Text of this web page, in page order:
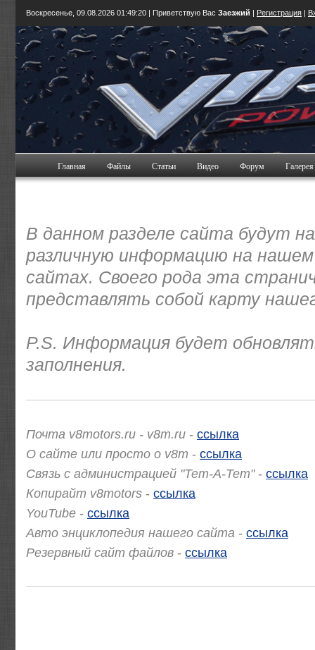
Воскресенье, 09.08.2026 01:49:21 | Приветствую Вас Заезжий | Регистрация |
Главная Файлы Статьи Видео Форум Галерея
В данном разделе сайта будут
различную информацию на
сайтах. Своего рода эта
представлять собой карту
P.S. Информация будет
заполнения.
Почта v8motors.ru - v8m.ru - ссылка
О сайте или просто о v8m - ссылка
Связь с администрацией "Тет-А-Тет"- ссылка
Копирайт v8motors - ссылка
YouTube - ссылка
Авто энциклопедия нашего сайта - ссылка
Резервный сайт файлов - ссылка